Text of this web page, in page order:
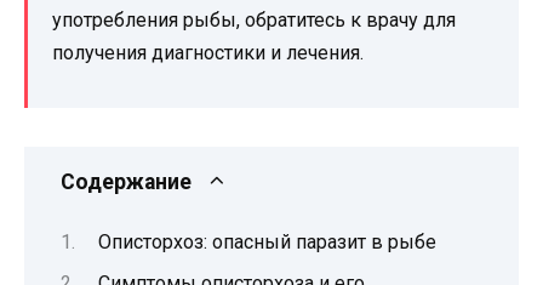
употребления рыбы, обратитесь к врачу для
получения диагностики и лечения.
Содержание
Описторхоз: опасный паразит в рыбе